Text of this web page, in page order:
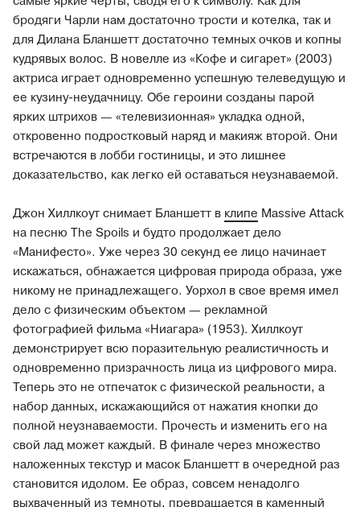
бродяги Чарли нам достаточно трости и котелка, так и
для Дилана Бланшетт достаточно темных очков и копны
кудрявых волос. В новелле из «Кофе и сигарет» (2003)
актриса играет одновременно успешную телеведущую и
ее кузину-неудачницу. Обе героини созданы парой
ярких штрихов — «телевизионная» укладка одной,
откровенно подростковый наряд и макияж второй. Они
встречаются в лобби гостиницы, и это лишнее
доказательство, как легко ей оставаться неузнаваемой.
Джон Хиллкоут снимает Бланшетт в клипе Massive Attack
на песню The Spoils и будто продолжает дело
«Манифесто». Уже через 30 секунд ее лицо начинает
искажаться, обнажается цифровая природа образа, уже
никому не принадлежащего. Уорхол в свое время имел
дело с физическим объектом — рекламной
фотографией фильма «Ниагара» (1953). Хиллкоут
демонстрирует всю поразительную реалистичность и
одновременно призрачность лица из цифрового мира.
Теперь это не отпечаток с физической реальности, а
набор данных, искажающийся от нажатия кнопки до
полной неузнаваемости. Прочесть и изменить его на
свой лад может каждый. В финале через множество
наложенных текстур и масок Бланшетт в очередной раз
становится идолом. Ее образ, совсем ненадолго
выхваченный из темноты, превращается в каменный